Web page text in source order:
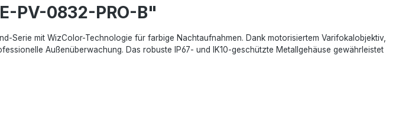
PV-0832-PRO-B"
Serie mit WizColor-Technologie für farbige Nachtaufnahmen. Dank motorisiertem Varifokalobjektiv,
Außenüberwachung. Das robuste IP67- und IK10-geschützte Metallgehäuse gewährleistet